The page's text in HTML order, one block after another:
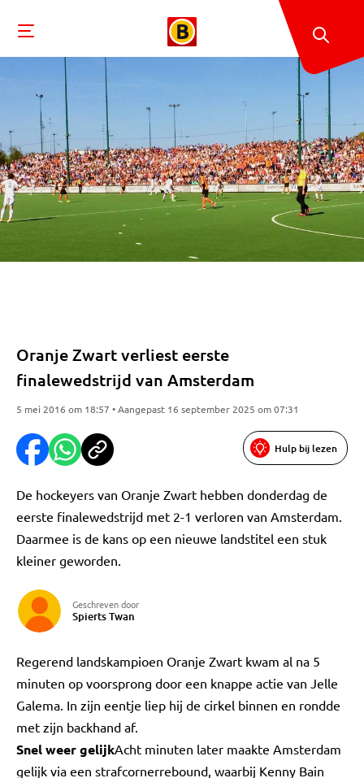
Oranje Zwart verliest eerste
finalewedstrijd van Amsterdam
5 mei 2016 om 18:57 • Aangepast 16 september 2025 om 07:31
Hulp bij lezen
De hockeyers van Oranje Zwart hebben donderdag de
eerste finalewedstrijd met 2-1 verloren van Amsterdam.
Daarmee is de kans op een nieuwe landstitel een stuk
kleiner geworden.
Geschreven door
Spierts Twan
Regerend landskampioen Oranje Zwart kwam al na 5
minuten op voorsprong door een knappe actie van Jelle
Galema. In zijn eentje liep hij de cirkel binnen en rondde
met zijn backhand af.
Snel weer gelijkAcht minuten later maakte Amsterdam
gelijk via een strafcornerrebound, waarbij Kenny Bain